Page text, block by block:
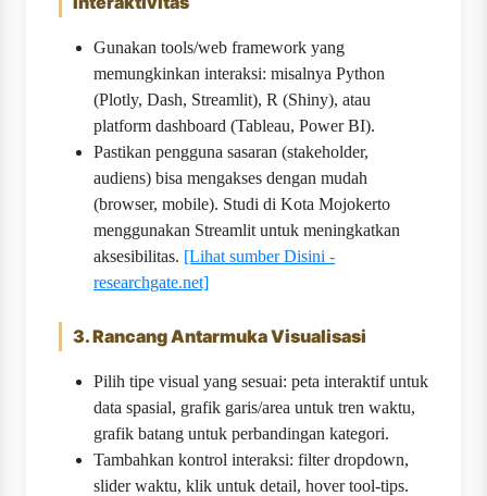
Gunakan tools/web framework yang
memungkinkan interaksi: misalnya Python
(Plotly, Dash, Streamlit), R (Shiny), atau
platform dashboard (Tableau, Power BI).
Pastikan pengguna sasaran (stakeholder,
audiens) bisa mengakses dengan mudah
(browser, mobile). Studi di Kota Mojokerto
menggunakan Streamlit untuk meningkatkan
aksesibilitas. [Lihat sumber Disini -
researchgate.net]
3. Rancang Antarmuka Visualisasi
Pilih tipe visual yang sesuai: peta interaktif untuk
data spasial, grafik garis/area untuk tren waktu,
grafik batang untuk perbandingan kategori.
Tambahkan kontrol interaksi: filter dropdown,
slider waktu, klik untuk detail, hover tool-tips.